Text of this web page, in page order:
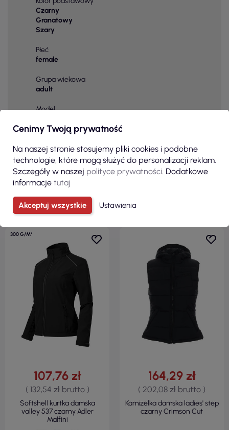
Czarny
Granatowy
Szary
Płeć
female
Grupa wiekowa
adult
Model
PRODUKTY Z KATEGORII
300 G/M²
107,76 zł
( 132,54 zł brutto )
Softshell kurtka damska
valley 537 czarny Adler
Malfini
164,29 zł
( 202,08 zł brutto )
Kamizelka damska ladies' step
czarny Crimson Cut
Cenimy Twoją prywatność
Na naszej stronie stosujemy pliki cookies i podobne
technologie, które mogą służyć do personalizacji reklam.
Szczegóły w naszej polityce prywatności. Dodatkowe
informacje tutaj
Akceptuj wszystkie Ustawienia